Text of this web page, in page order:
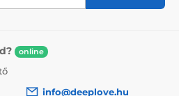
online
info@deeplove.hu